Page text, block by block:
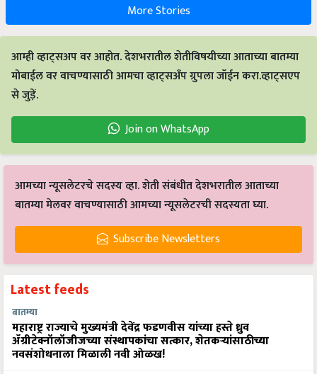
More Stories
आम्ही व्हाट्सअप वर आहोत. देशभरातील शेतीविषयीच्या आताच्या बातम्या
मोबाईल वर वाचण्यासाठी आमचा व्हाट्सअँप ग्रुपला जॉईन करा.व्हाट्सएप
से जुड़ें.
Join on WhatsApp
आमच्या न्यूसलेटरचे सदस्य व्हा. शेती संबंधीत देशभरातील आताच्या
बातम्या मेलवर वाचण्यासाठी आमच्या न्यूसलेटरची सदस्यता घ्या.
Subscribe Newsletters
Latest feeds
बातम्या
महाराष्ट्र राज्याचे मुख्यमंत्री देवेंद्र फडणवीस यांच्या हस्ते ध्रुव
ॲग्रीटेक्नॉलॉजीजच्या संस्थापकांचा सत्कार, शेतकऱ्यांसाठीच्या
नवसंशोधनाला मिळाली नवी ओळख!